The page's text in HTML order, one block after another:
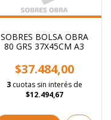
SOBRES BOLSA OBRA
80 GRS 37X45CM A3
$37.484,00
3 cuotas sin interés de
$12.494,67